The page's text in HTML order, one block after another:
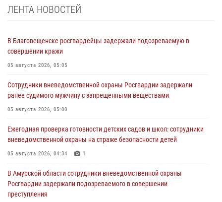
ЛЕНТА НОВОСТЕЙ
В Благовещенске росгвардейцы задержали подозреваемую в
совершении кражи
05 августа 2026, 05:05
Сотрудники вневедомственной охраны Росгвардии задержали
ранее судимого мужчину с запрещенными веществами
05 августа 2026, 05:00
Ежегодная проверка готовности детских садов и школ: сотрудники
вневедомственной охраны на страже безопасности детей
05 августа 2026, 04:34 1
В Амурской области сотрудники вневедомственной охраны
Росгвардии задержали подозреваемого в совершении
преступления